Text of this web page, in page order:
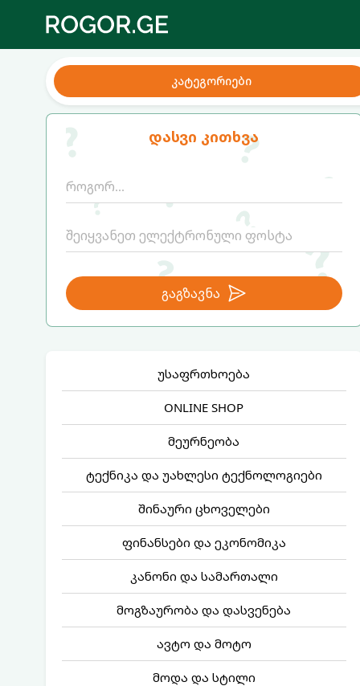
კატეგორიები
დასვი კითხვა
გაგზავნა
უსაფრთხოება
ONLINE SHOP
მეურნეობა
ტექნიკა და უახლესი ტექნოლოგიები
შინაური ცხოველები
ფინანსები და ეკონომიკა
კანონი და სამართალი
მოგზაურობა და დასვენება
ავტო და მოტო
მოდა და სტილი